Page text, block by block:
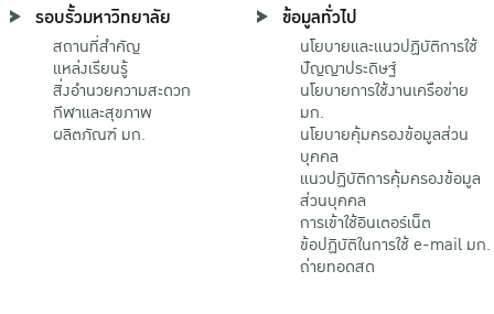
รอบรั้วมหาวิทยาลัย
สถานที่สำคัญ
แหล่งเรียนรู้
สิ่งอำนวยความสะดวก
กีฬาและสุขภาพ
ผลิตภัณฑ์ มก.
ข้อมูลทั่วไป
นโยบายและแนวปฏิบัติการใช้
ปัญญาประดิษฐ์
นโยบายการใช้งานเครือข่าย
มก.
นโยบายคุ้มครองข้อมูลส่วน
บุคคล
แนวปฏิบัติการคุ้มครองข้อมูล
ส่วนบุคคล
การเข้าใช้อินเตอร์เน็ต
ข้อปฏิบัติในการใช้ e-mail มก.
ถ่ายทอดสด